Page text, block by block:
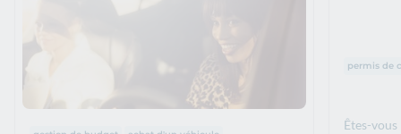
permis de
Êtes-